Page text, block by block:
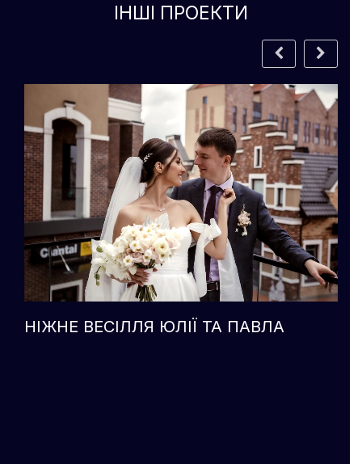
ІНШІ ПРОЕКТИ
ВЕСІЛЛЯ 2.0 СЮРПРИЗ КОХАНІЙ НА
РІЧНИЦЮ ВЕСІЛЛЯ